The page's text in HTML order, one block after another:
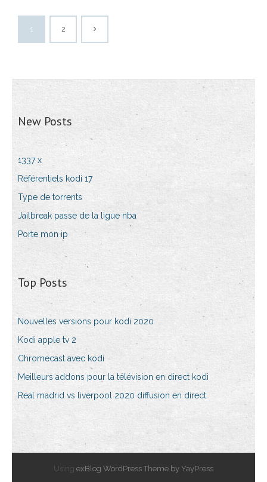
1 2
New Posts
1337 x
Référentiels kodi 17
Type de torrents
Jailbreak passe de la ligue nba
Porte mon ip
Top Posts
Nouvelles versions pour kodi 2020
Kodi apple tv 2
Chromecast avec kodi
Meilleurs addons pour la télévision en direct kodi
Real madrid vs liverpool 2020 diffusion en direct
Using exBlog WordPress Theme by YayPress